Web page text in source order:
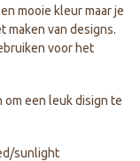
mooie kleur maar je
maken van designs.
voor het
om een leuk disign te
sunlight